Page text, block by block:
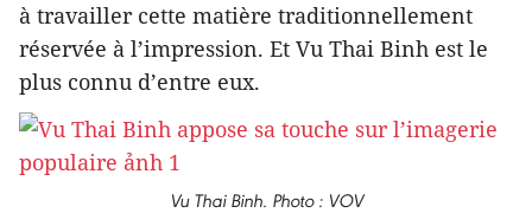
à travailler cette matière traditionnellement
réservée à l’impression. Et Vu Thai Binh est le
plus connu d’entre eux.
Vu Thai Binh. Photo : VOV